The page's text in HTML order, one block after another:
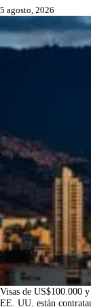
5 agosto, 2026
Visas de US$100.000
EE. UU. están